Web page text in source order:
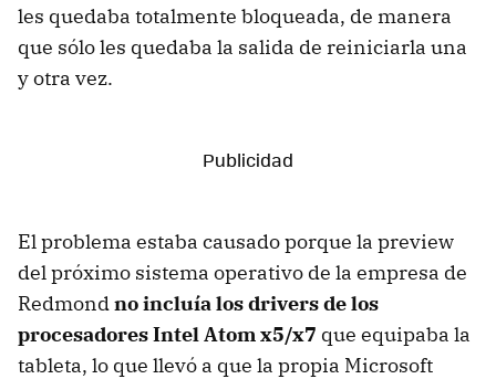
les quedaba totalmente bloqueada, de manera
que sólo les quedaba la salida de reiniciarla una
y otra vez.
El problema estaba causado porque la preview
del próximo sistema operativo de la empresa de
Redmondno incluía los drivers de los
procesadores Intel Atom x5/x7 que equipaba la
tableta, lo que llevó a que la propia Microsoft